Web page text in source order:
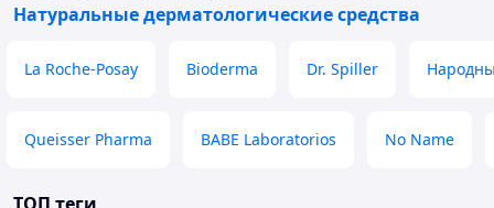
Натуральные дерматологические средства
La Roche-Posay Bioderma Dr. Spiller
Queisser Pharma BABE Laboratorios No Name